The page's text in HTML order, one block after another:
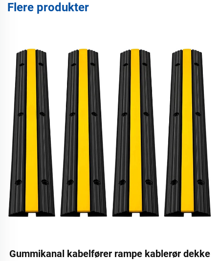
Flere produkter
Gummikanal kabelfører rampe kablerør dekke